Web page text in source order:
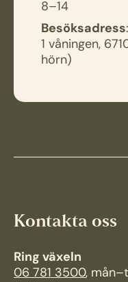
8–14
Besöksadress
1 våningen,
hörn)
Kontakta oss
Ring växeln
06 781 3500,